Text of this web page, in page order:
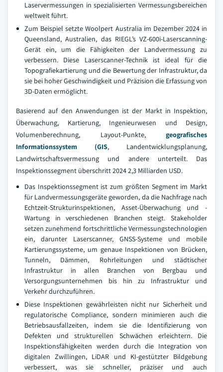
Laservermessungen in spezialisierten Vermessungsbereichen
weltweit führt.
Zum Beispiel setzte Woolpert Australia im Dezember 2024 in
Queensland, Australien, das RIEGL’s VZ-600i-Laserscanning-
Gerät ein, um die Fähigkeiten der Landvermessung zu
verbessern. Diese Laserscanner-Technik ist ideal für die
Topografiekartierung und die Bewertung der Infrastruktur, da
sie bei hoher Geschwindigkeit und Präzision die Erfassung von
3D-Daten ermöglicht.
Basierend auf den Anwendungen ist der Markt in Inspektion,
Überwachung, Kartierung, Ingenieurwesen und Design,
Volumenberechnung, Layout-Punkte, geografisches
Informationssystem (GIS, Landentwicklungsplanung,
Landwirtschaftsvermessung und andere unterteilt. Das
Inspektionssegment überschritt 2024 2,3 Milliarden USD.
Das Inspektionssegment ist zum größten Segment im Markt
für Landvermessungsgeräte geworden, da die Nachfrage nach
Echtzeit-Strukturinspektionen, Asset-Überwachung und -
Wartung in verschiedenen Branchen steigt. Stakeholder
setzen zunehmend fortschrittliche Vermessungstechnologien
ein, darunter Laserscanner, GNSS-Systeme und mobile
Kartierungssysteme, um genaue Inspektionen von Brücken,
Tunneln, Dämmen, Rohrleitungen und städtischer
Infrastruktur in allen Branchen von Bergbau und
Versorgungsunternehmen bis hin zu Infrastruktur und
Verkehr durchzuführen.
Diese Inspektionen gewährleisten nicht nur Sicherheit und
regulatorische Compliance, sondern minimieren auch die
Betriebsausfallzeiten, indem sie die Identifizierung von
Defekten und strukturellen Schwächen erleichtern. Die
Inspektionsfähigkeiten werden durch die Integration von
digitalen Zwillingen, LiDAR und KI-gestützter Bildgebung
verbessert, was sie schneller, präziser und auch